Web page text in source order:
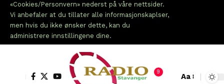
«Cookies/Personvern» nederst på våre nettsider.
Vi anbefaler at du tillater alle informasjonskaplser,
men hvis du ikke ønsker dette, kan du
administrere innstillingene dine.
9
Aa